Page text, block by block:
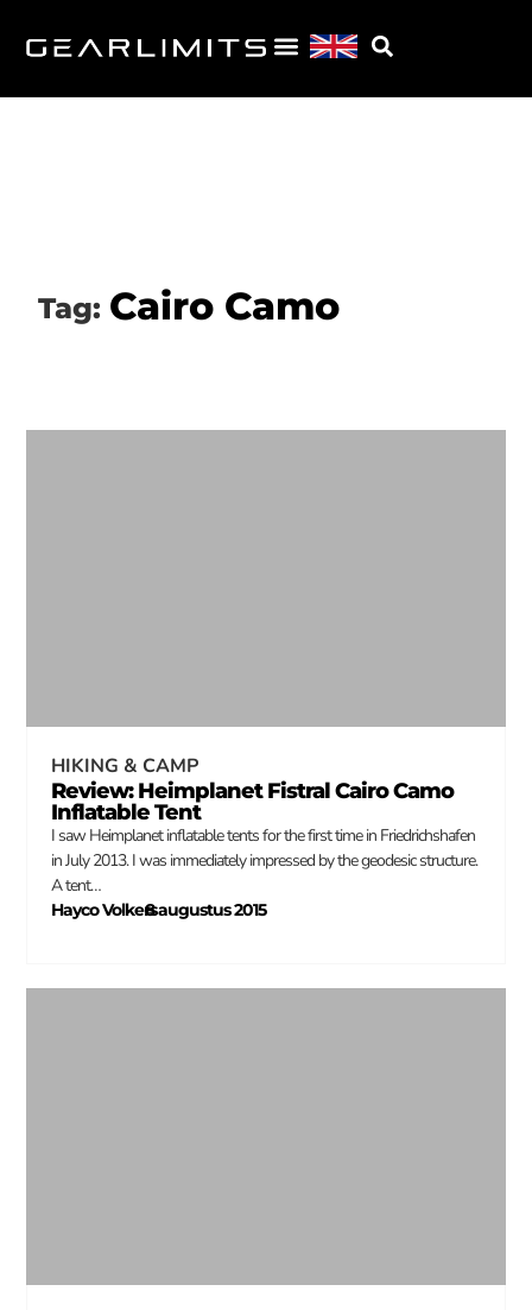
Tag: Cairo Camo
HIKING & CAMP
Review: Heimplanet Fistral Cairo Camo
Inflatable Tent
I saw Heimplanet inflatable tents for the first time in Friedrichshafen
in July 2013. I was immediately impressed by the geodesic structure.
A tent…
Hayco Volkers
–
8 augustus 2015